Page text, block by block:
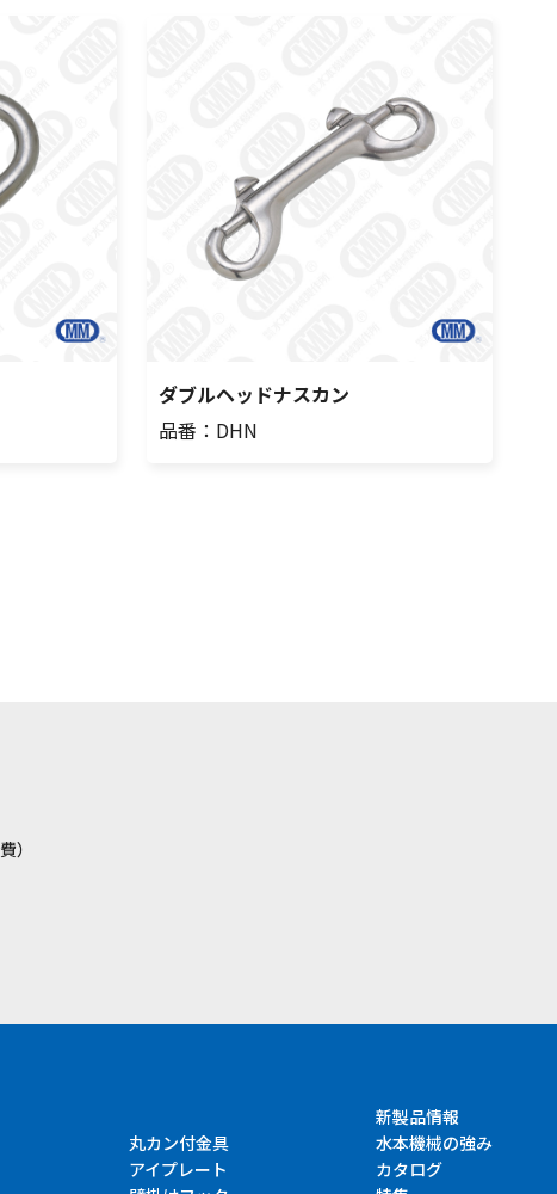
ダブルヘッドナスカン
品番：DHN
）
丸カン付金具
アイプレート
新製品情報
水本機械の強み
カタログ